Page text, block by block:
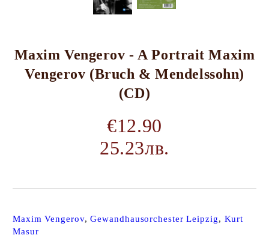
Maxim Vengerov - A Portrait Maxim
Vengerov (Bruch & Mendelssohn)
(CD)
€12.90
25.23лв.
Maxim Vengerov,Gewandhausorchester Leipzig, Kurt
Masur